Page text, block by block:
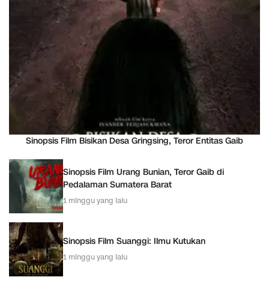
Sinopsis Film Bisikan Desa Gringsing, Teror Entitas Gaib
Sinopsis Film Urang Bunian, Teror Gaib di
Pedalaman Sumatera Barat
1 minggu yang lalu
Sinopsis Film Suanggi: Ilmu Kutukan
1 minggu yang lalu